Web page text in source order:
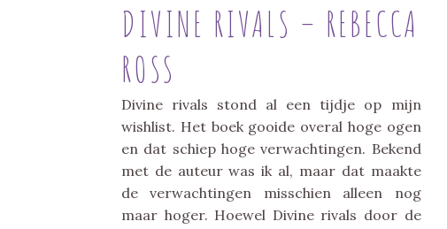
DIVINE RIVALS – REBECCA
ROSS
Divine rivals stond al een tijdje op mijn
wishlist. Het boek gooide overal hoge ogen
en dat schiep hoge verwachtingen. Bekend
met de auteur was ik al, maar dat maakte
de verwachtingen misschien alleen nog
maar hoger. Hoewel Divine rivals door de